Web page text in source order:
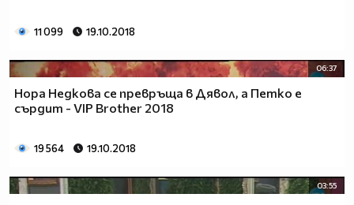
11 099 19.10.2018
06:37
Нора Недкова се превръща в Дявол, а Петко е
сърдит - VIP Brother 2018
19 564 19.10.2018
03:55